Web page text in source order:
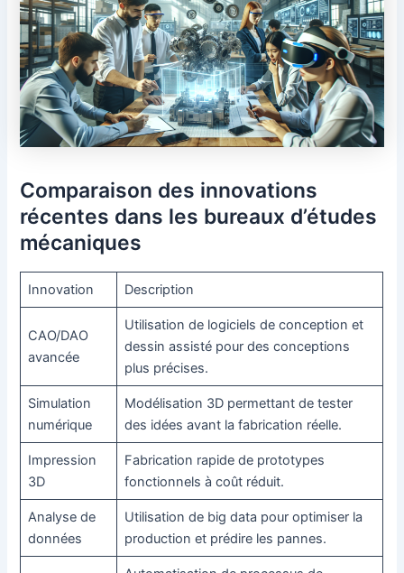
Comparaison des innovations
récentes dans les bureaux d’études
mécaniques
Innovation Description
CAO/DAO
avancée
Utilisation de logiciels de conception et
dessin assisté pour des conceptions
plus précises.
Simulation
numérique
Modélisation 3D permettant de tester
des idées avant la fabrication réelle.
Impression
3D
Fabrication rapide de prototypes
fonctionnels à coût réduit.
Analyse de
données
Utilisation de big data pour optimiser la
production et prédire les pannes.